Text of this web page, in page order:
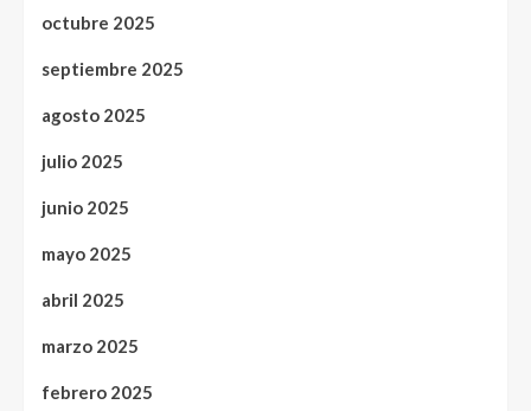
octubre 2025
septiembre 2025
agosto 2025
julio 2025
junio 2025
mayo 2025
abril 2025
marzo 2025
febrero 2025